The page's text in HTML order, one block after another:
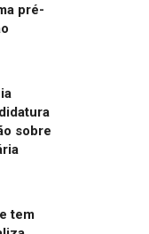
pré-
sobre
tem